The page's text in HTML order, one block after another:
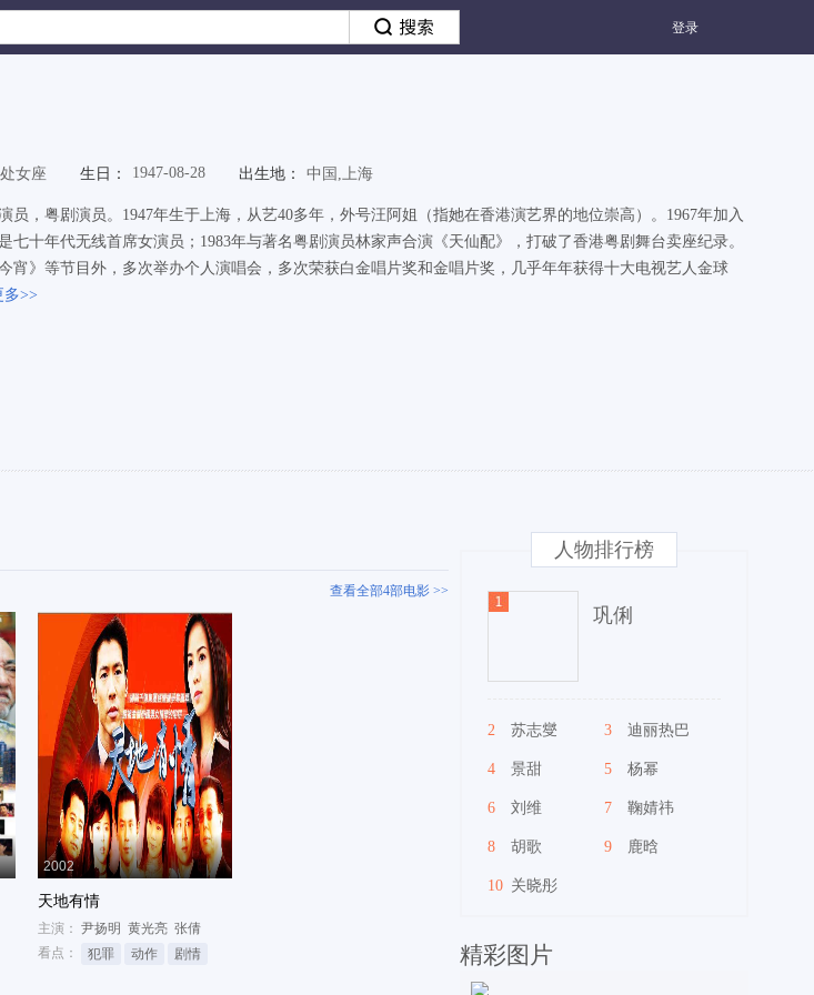
登录
处女座 生日： 1947-08-28 出生地： 中国,上海
员，粤剧演员。1947年生于上海，从艺40多年，外号汪阿姐（指她在香港演艺界的地位崇高）。1967年加入
七十年代无线首席女演员；1983年与著名粤剧演员林家声合演《天仙配》，打破了香港粤剧舞台卖座纪录。
宵》等节目外，多次举办个人演唱会，多次荣获白金唱片奖和金唱片奖，几乎年年获得十大电视艺人金球
多>>
查看全部4部电影 >>
2002
天地有情
主演： 尹扬明 黄光亮 张倩
看点：
犯罪 动作 剧情
人物排行榜
巩俐
2 苏志燮 3 迪丽热巴
4 景甜 5 杨幂
6 刘维 7 鞠婧祎
8 胡歌 9 鹿晗
10 关晓彤
精彩图片